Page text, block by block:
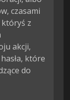
czasami
z
akcji,
które
do